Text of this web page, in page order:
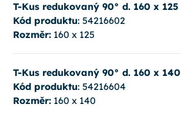
T-Kus redukovaný 90° d. 160 x 125
Kód produktu: 54216602
Rozměr:160 x 125
T-Kus redukovaný 90° d. 160 x 140
Kód produktu: 54216604
Rozměr:160 x 140